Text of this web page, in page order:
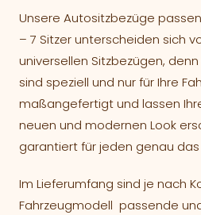
Unsere Autositzbezüge
– 7 Sitzer unterscheiden sich
universellen Sitzbezügen,
sind speziell und nur für Ihre
maßangefertigt und lassen
neuen und modernen Look
garantiert für jeden genau das
Im Lieferumfang sind je nach
Fahrzeugmodell passende